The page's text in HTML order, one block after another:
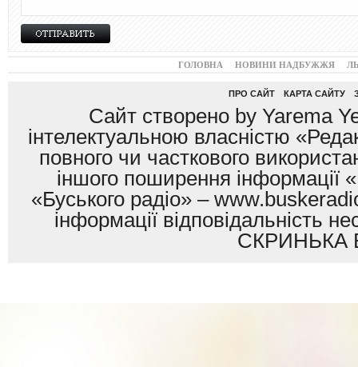
ГОЛОВНА НОВИНИ НАДБУЖЖЯ
ПРО САЙТ КАРТА САЙТУ
Сайт створено by Yarema
інтелектуальною власністю
повного чи часткового
іншого поширення інформації
«Буського радіо» –
інформації
СКРИНЬКА